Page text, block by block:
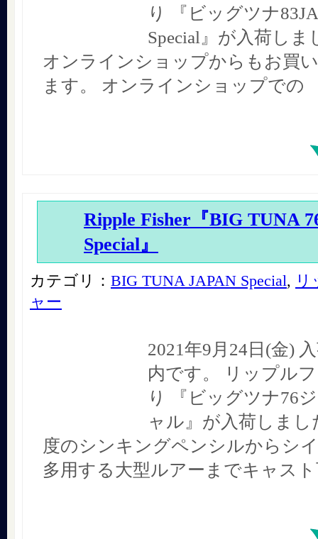
り 『ビッグツナ
Special』が入荷し
オンラインショップからもお買
ます。 オンラインショップでの
Ripple Fisher『BIG TUNA
Special』
カテゴリ： BIG TUNA JAPAN Special, リ
ャー
2021年9月24日(金)
内です。 リップル
り 『ビッグツナ76
ャル』が入荷しまし
度のシンキングペンシルからシ
多用する大型ルアーまでキャス